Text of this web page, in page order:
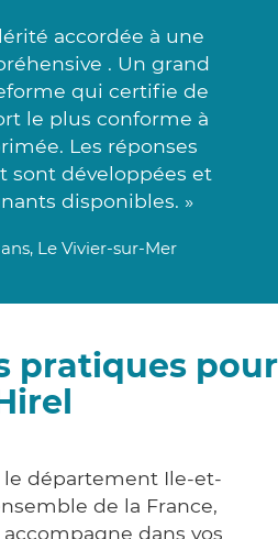
accordée à une
. Un grand
qui certifie de
le plus conforme à
Les réponses
sont développées et
disponibles. »
ans, Le Vivier-sur-Mer
pratiques pour
le département Ile-et-
de la France,
dans vos